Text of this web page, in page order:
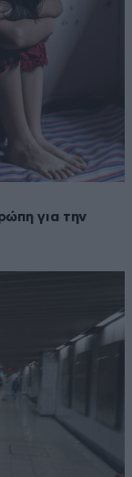
για την